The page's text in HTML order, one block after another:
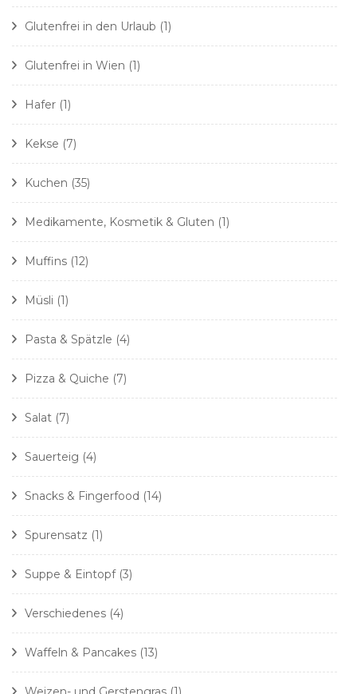
Glutenfrei in den Urlaub (1)
Glutenfrei in Wien (1)
Hafer (1)
Kekse (7)
Kuchen (35)
Medikamente, Kosmetik & Gluten (1)
Muffins (12)
Müsli (1)
Pasta & Spätzle (4)
Pizza & Quiche (7)
Salat (7)
Sauerteig (4)
Snacks & Fingerfood (14)
Spurensatz (1)
Suppe & Eintopf(3)
Verschiedenes (4)
Waffeln & Pancakes (13)